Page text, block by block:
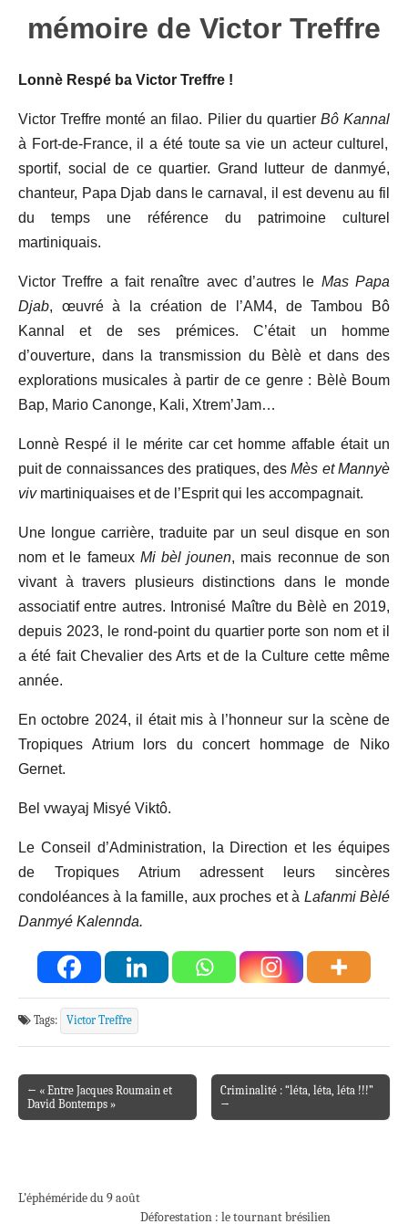
mémoire de Victor Treffre
Lonnè Respé ba Victor Treffre !
Victor Treffre monté an filao. Pilier du quartier Bô Kannal
à Fort-de-France, il a été toute sa vie un acteur culturel,
sportif, social de ce quartier. Grand lutteur de danmyé,
chanteur, Papa Djab dans le carnaval, il est devenu au fil
du temps une référence du patrimoine culturel
martiniquais.
Victor Treffre a fait renaître avec d’autres le Mas Papa
Djab, œuvré à la création de l’AM4, de Tambou Bô
Kannal et de ses prémices. C’était un homme
d’ouverture, dans la transmission du Bèlè et dans des
explorations musicales à partir de ce genre : Bèlè Boum
Bap, Mario Canonge, Kali, Xtrem’Jam…
Lonnè Respé il le mérite car cet homme affable était un
puit de connaissances des pratiques, desMès et Mannyè
vivmartiniquaises et de l’Esprit qui les accompagnait.
Une longue carrière, traduite par un seul disque en son
nom et le fameux Mi bèl jounen, mais reconnue de son
vivant à travers plusieurs distinctions dans le monde
associatif entre autres. Intronisé Maître du Bèlè en 2019,
depuis 2023, le rond-point du quartier porte son nom et il
a été fait Chevalier des Arts et de la Culture cette même
année.
En octobre 2024, il était mis à l’honneur sur la scène de
Tropiques Atrium lors du concert hommage de Niko
Gernet.
Bel vwayaj Misyé Viktô.
Le Conseil d’Administration, la Direction et les équipes
de Tropiques Atrium adressent leurs sincères
condoléances à la famille, aux proches et à Lafanmi Bèlé
Danmyé Kalennda.
Tags: Victor Treffre
Post navigation
← « Entre Jacques Roumain et
David Bontemps »
Criminalité : “léta, léta, léta !!!”
→
L’éphéméride du 9 août
Déforestation : le tournant brésilien